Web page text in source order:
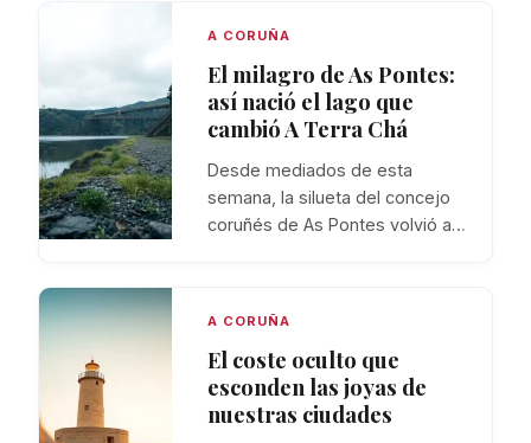
A CORUÑA
El milagro de As Pontes:
así nació el lago que
cambió A Terra Chá
Desde mediados de esta
semana, la silueta del concejo
coruñés de As Pontes volvió a…
A CORUÑA
El coste oculto que
esconden las joyas de
nuestras ciudades